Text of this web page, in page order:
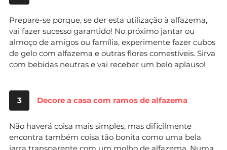
Prepare-se porque, se der esta utilização à alfazema,
vai fazer sucesso garantido! No próximo jantar ou
almoço de amigos ou família, experimente fazer cubos
de gelo com alfazema e outras flores comestíveis. Sirva
com bebidas neutras e vai receber um belo aplauso!
3 Decore a casa com ramos de alfazema
Não haverá coisa mais simples, mas dificilmente
encontra também coisa tão bonita como uma bela